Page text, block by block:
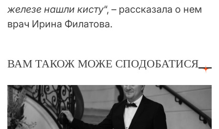
железе нашли кисту“, – рассказала о нем
врач Ирина Филатова.
ВАМ ТАКОЖ МОЖЕ СПОДОБАТИСЯ